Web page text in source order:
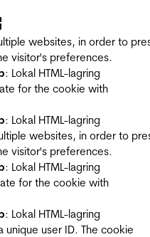
websites, in order to
visitor's preferences.
: Lokal HTML-lagring
for the cookie with
: Lokal HTML-lagring
websites, in order to
visitor's preferences.
: Lokal HTML-lagring
for the cookie with
: Lokal HTML-lagring
user ID. The cookie